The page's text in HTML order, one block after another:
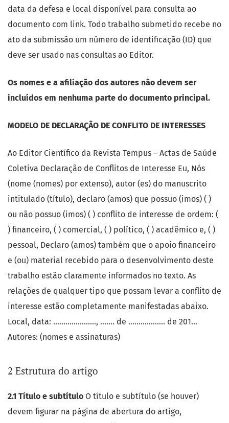
data da defesa e local disponível para consulta ao
documento com link. Todo trabalho submetido recebe no
ato da submissão um número de identificação (ID) que
deve ser usado nas consultas ao Editor.
Os nomes e a afiliação dos autores não devem ser
incluídos em nenhuma parte do documento principal.
MODELO DE DECLARAÇÃO DE CONFLITO DE INTERESSES
Ao Editor Científico da Revista Tempus – Actas de Saúde
Coletiva Declaração de Conflitos de Interesse Eu, Nós
(nome (nomes) por extenso), autor (es) do manuscrito
intitulado (título), declaro (amos) que possuo (imos) ( )
ou não possuo (imos) ( ) conflito de interesse de ordem: (
) financeiro, ( ) comercial, ( ) político, ( ) acadêmico e, ( )
pessoal, Declaro (amos) também que o apoio financeiro
e (ou) material recebido para o desenvolvimento deste
trabalho estão claramente informados no texto. As
relações de qualquer tipo que possam levar a conflito de
interesse estão completamente manifestadas abaixo.
Local, data: ....................., ....... de .................. de 201...
Autores: (nomes e assinaturas)
2 Estrutura do artigo
2.1 Título e subtítulo O título e subtítulo (se houver)
devem figurar na página de abertura do artigo,